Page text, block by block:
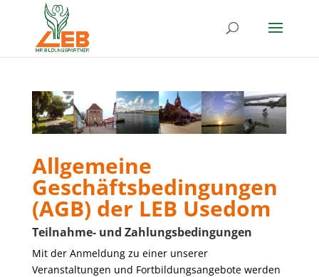
Allgemeine
Geschäftsbedingungen
(AGB) der LEB Usedom
Teilnahme- und Zahlungsbedingungen
Mit der Anmeldung zu einer unserer
Veranstaltungen und Fortbildungsangebote werden